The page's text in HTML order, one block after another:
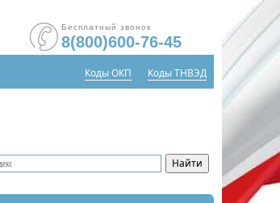
Бесплатный звонок
8(800)600-76-45
Коды ОКП Коды ТНВЭД